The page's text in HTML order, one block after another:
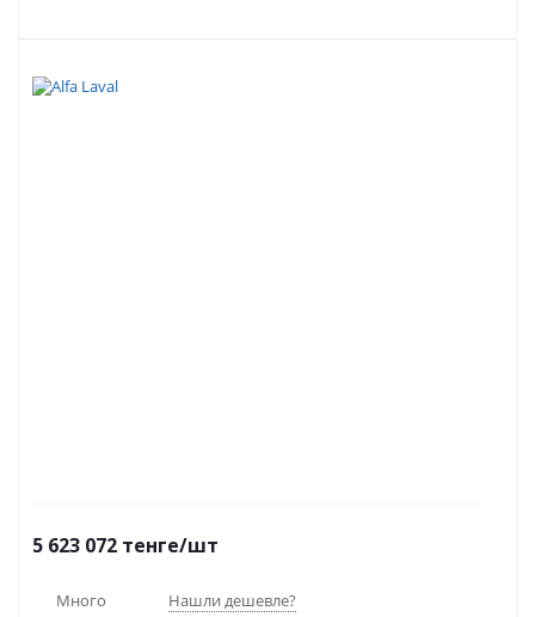
5 623 072 тенге/шт
Много Нашли дешевле?